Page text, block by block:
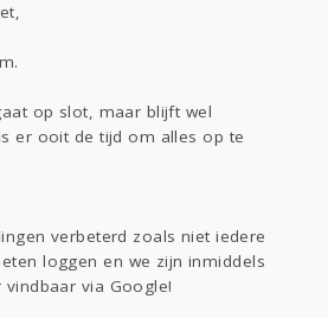
op slot, maar blijft wel
er ooit de tijd om alles op te
verbeterd zoals niet iedere
loggen en we zijn inmiddels
via Google!